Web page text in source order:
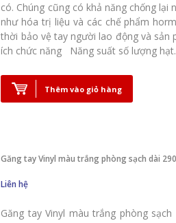
có. Chúng cũng có khả năng chống
như hóa trị liệu và các chế phẩm
thời bảo vệ tay người lao động và
ích chức năng Năng suất số lượng
Thêm vào giỏ hàng
Găng tay Vinyl màu trắng phòng sạch dài
Liên hệ
Găng tay Vinyl màu trắng phòng